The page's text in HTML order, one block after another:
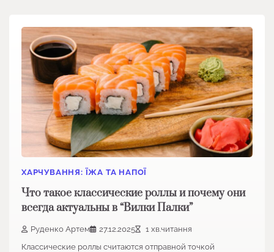
ХАРЧУВАННЯ: ЇЖА ТА НАПОЇ
Что такое классические роллы и почему они
всегда актуальны в “Вилки Палки”
Руденко Артем 27.12.2025
1 хв.читання
Классические роллы считаются отправной точкой